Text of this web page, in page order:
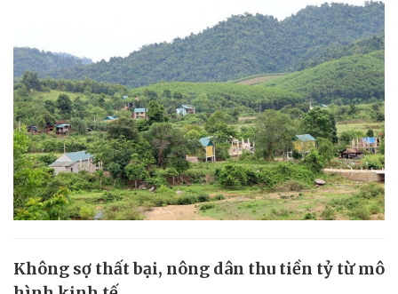
Không sợ thất bại, nông dân thu tiền tỷ từ mô